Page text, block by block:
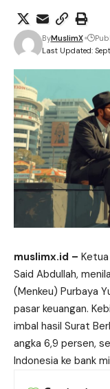
Last Updated:
ByMuslimX
muslimx.id – Ketua
Said Abdullah,
(Menkeu) Purbaya
pasar keuangan.
imbal hasil Surat
angka 6,9 persen,
Indonesia ke bank